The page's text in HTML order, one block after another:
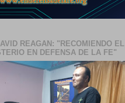
REAGAN: "RECOMIENDO EL
EN DEFENSA DE LA FE"